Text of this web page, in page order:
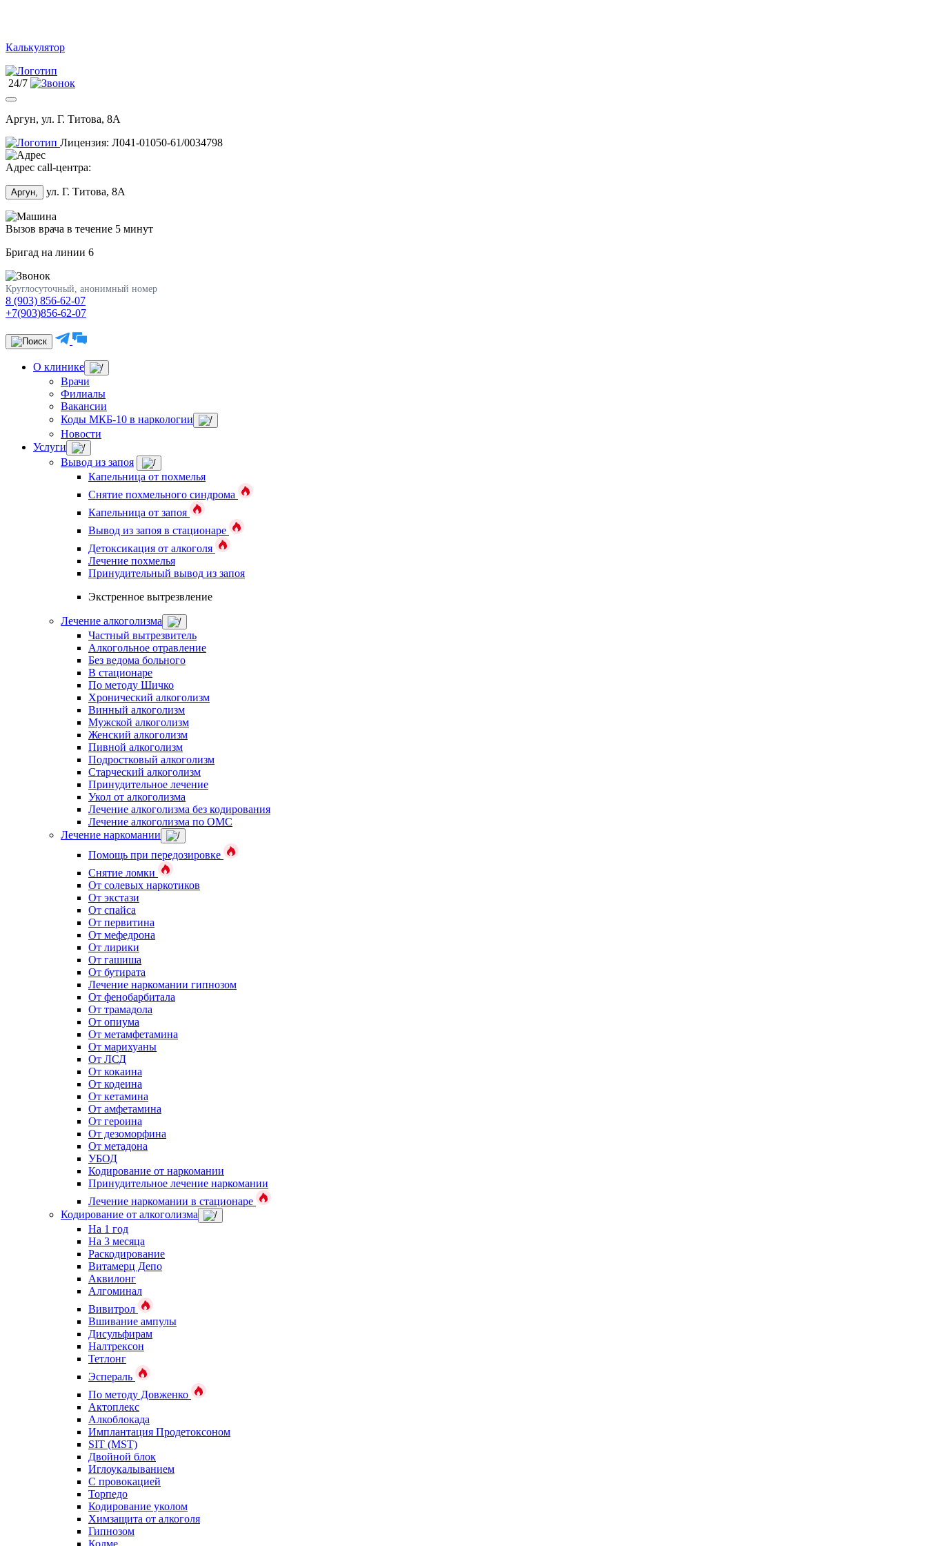
Калькулятор
24/7
Аргун, ул. Г. Титова, 8А
Лицензия: Л041-01050-61/0034798
Адрес call-центра:
Аргун, ул. Г. Титова, 8А
Вызов врача в течение 5 минут
Бригад на линии 6
Круглосуточный, анонимный номер
8 (903) 856-62-07
+7(903)856-62-07
О клинике
Врачи
Филиалы
Вакансии
Коды МКБ-10 в наркологии
Новости
Услуги
Вывод из запоя
Капельница от похмелья
Снятие похмельного синдрома
Капельница от запоя
Вывод из запоя в стационаре
Детоксикация от алкоголя
Лечение похмелья
Принудительный вывод из запоя
Экстренное вытрезвление
Лечение алкоголизма
Частный вытрезвитель
Алкогольное отравление
Без ведома больного
В стационаре
По методу Шичко
Хронический алкоголизм
Винный алкоголизм
Мужской алкоголизм
Женский алкоголизм
Пивной алкоголизм
Подростковый алкоголизм
Старческий алкоголизм
Принудительное лечение
Укол от алкоголизма
Лечение алкоголизма без кодирования
Лечение алкоголизма по ОМС
Лечение наркомании
Помощь при передозировке
Снятие ломки
От солевых наркотиков
От экстази
От спайса
От первитина
От мефедрона
От лирики
От гашиша
От бутирата
Лечение наркомании гипнозом
От фенобарбитала
От трамадола
От опиума
От метамфетамина
От марихуаны
От ЛСД
От кокаина
От кодеина
От кетамина
От амфетамина
От героина
От дезоморфина
От метадона
УБОД
Кодирование от наркомании
Принудительное лечение наркомании
Лечение наркомании в стационаре
Кодирование от алкоголизма
На 1 год
На 3 месяца
Раскодирование
Витамерц Депо
Аквилонг
Алгоминал
Вивитрол
Вшивание ампулы
Дисульфирам
Налтрексон
Тетлонг
Эспераль
По методу Довженко
Актоплекс
Алкоблокада
Имплантация Продетоксоном
SIT (MST)
Двойной блок
Иглоукалыванием
С провокацией
Торпедо
Кодирование уколом
Химзащита от алкоголя
Гипнозом
Колме